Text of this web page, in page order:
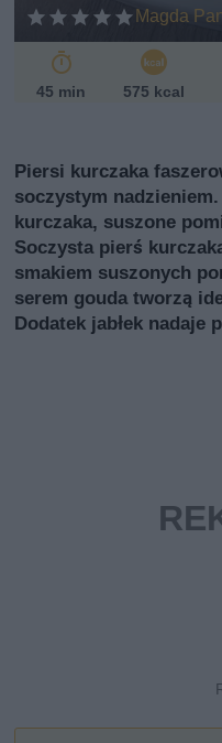
Magda
45 min 575 kcal
Piersi kurczaka
soczystym
kurczaka, suszone
Soczysta pierś
smakiem suszonych
serem gouda tworzą
Dodatek jabłek nadaje